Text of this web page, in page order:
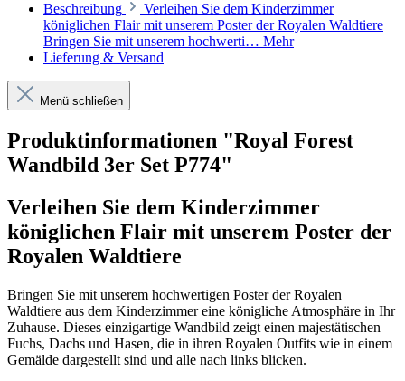
Beschreibung
Verleihen Sie dem Kinderzimmer
königlichen Flair mit unserem Poster der Royalen Waldtiere
Bringen Sie mit unserem hochwerti… Mehr
Lieferung & Versand
Menü schließen
Produktinformationen "Royal Forest
Wandbild 3er Set P774"
Verleihen Sie dem Kinderzimmer
königlichen Flair mit unserem Poster der
Royalen Waldtiere
Bringen Sie mit unserem hochwertigen Poster der Royalen
Waldtiere aus dem Kinderzimmer eine königliche Atmosphäre in Ihr
Zuhause. Dieses einzigartige Wandbild zeigt einen majestätischen
Fuchs, Dachs und Hasen, die in ihren Royalen Outfits wie in einem
Gemälde dargestellt sind und alle nach links blicken.